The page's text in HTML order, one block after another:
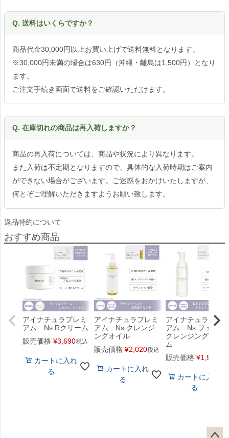
Q. 送料はいくらですか？
商品代金30,000円以上お買い上げで送料無料となります。
※30,000円未満の場合は630円（沖縄・離島は1,500円）となり
ます。
ご注文手続き画面で送料をご確認いただけます。
Q. 在庫切れの商品は再入荷しますか？
商品の再入荷については、商品や状況により異なります。
また入荷は不定期となりますので、具体的な入荷時期はご案内
ができない場合がございます。ご迷惑をおかけいたしますが、
何とぞご理解いただきますようお願い致します。
返品特約について
おすすめ商品
アイナチュラプレミ
アム Ns Rクリーム
販売価格 ¥3,690税込
カートに入れ
る
アイナチュラプレミ
アム Ns クレンジ
ングオイル
販売価格 ¥2,020税込
カートに入れ
る
アイナチュラプレ
アム Ns フェイス
クレンジング フォ
ム
販売価格 ¥1,500
カートに入れ
る